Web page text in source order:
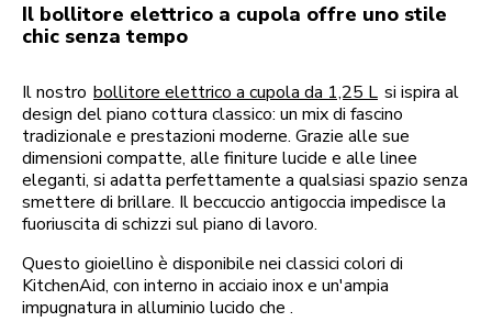
Il bollitore elettrico a cupola offre uno stile
chic senza tempo
Il nostro bollitore elettrico a cupola da 1,25 L si ispira al
design del piano cottura classico: un mix di fascino
tradizionale e prestazioni moderne. Grazie alle sue
dimensioni compatte, alle finiture lucide e alle linee
eleganti, si adatta perfettamente a qualsiasi spazio senza
smettere di brillare. Il beccuccio antigoccia impedisce la
fuoriuscita di schizzi sul piano di lavoro.
Questo gioiellino è disponibile nei classici colori di
KitchenAid, con interno in acciaio inox e un'ampia
impugnatura in alluminio lucido che .